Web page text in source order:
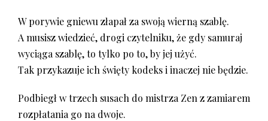
W porywie gniewu złapał za swoją wierną szablę.
A musisz wiedzieć, drogi czytelniku, że gdy samuraj
wyciąga szablę, to tylko po to, by jej użyć.
Tak przykazuje ich święty kodeks i inaczej nie będzie.
Podbiegł w trzech susach do mistrza Zen z zamiarem
rozpłatania go na dwoje.